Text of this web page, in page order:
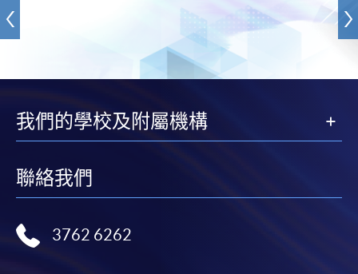
我們的學校及附屬機構
聯絡我們
3762 6262